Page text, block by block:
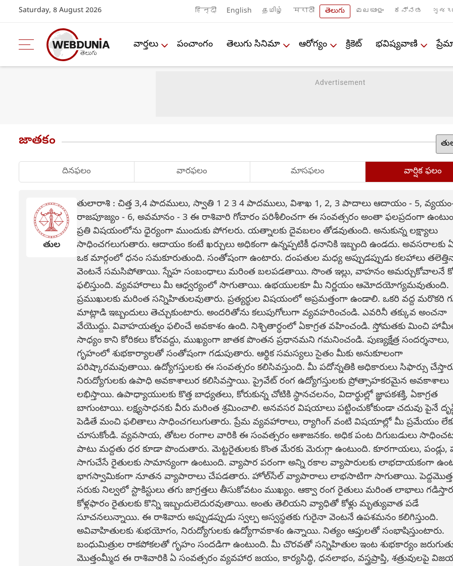
Saturday, 8 August 2026 हिन्दी English தமிழ் मराठी తెలుగు മലയാളം ಕನ್ನಡ
వార్తలు పంచాంగం తెలుగు సినిమా ఆరోగ్యం క్రికెట్ భవిష్యవాణి
జాతకం
దినఫలం వారఫలం మాసఫలం వార్షిక ఫలం
తుల
తులారాశి : చిత్త 3,4 పాదములు, స్వాతి 1 2 3 4 పాదములు, విశాఖ 1, 2, 3 పాదాలు ఆదాయం - 5,
రాజపూజ్యం - 6, అవమానం - 3 ఈ రాశివారి గోచారం పరిశీలించగా ఈ సంవత్సరం అంతా ఫలప్రదంగా
ప్రతి విషయంలోను ధైర్యంగా ముందుకు పోగలరు. యత్నాలకు దైవబలం తోడవుతుంది. అనుకున్న లక్ష్యాలు
సాధించగలుగుతారు. ఆదాయం కంటే ఖర్చులు అధికంగా ఉన్నప్పటికీ ధనానికి ఇబ్బంది ఉండదు. అవసరాలకు
ఒక మార్గంలో ధనం సమకూరుతుంది. సంతోషంగా ఉంటారు. దంపతుల మధ్య అప్పుడప్పుడు కలహాలు
వెంటనే సమసిపోతాయి. స్నేహ సంబంధాలు మరింత బలపడతాయి. సొంత ఇల్లు, వాహనం అమర్చుకోవాలనే
ఫలిస్తుంది. వ్యవహారాలు మీ ఆధ్వర్యంలో సాగుతాయి. ఉభయులకూ మీ నిర్ణయం ఆమోదయోగ్యమవుతుంది.
ప్రముఖులకు మరింత సన్నిహితులవుతారు. ప్రత్యర్థుల విషయంలో అప్రమత్తంగా ఉండాలి. ఒకరి వద్ద మరొకరి
మాట్లాడి ఇబ్బందులు తెచ్చుకుంటారు. అందరితోను కలుపుగోలుగా వ్యవహరించండి. ఎవరినీ తక్కువ అంచనా
వేయొద్దు. వివాహయత్నం ఫలించే అవకాశం ఉంది. నిశ్చితార్ధంలో ఏకాగ్రత వహించండి. స్తోమతకు మించి
సాధ్యం కాని కోరికలు కోరవద్దు, ముఖ్యంగా జాతక పొంతన ప్రధానమని గమనించండి. పుణ్యక్షేత్ర సందర్శనాలు,
గృహంలో శుభకార్యాలతో సంతోషంగా గడుపుతారు. ఆర్థిక సమస్యలు సైతం మీకు అనుకూలంగా
పరిష్కారమవుతాయి. ఉద్యోగస్తులకు ఈ సంవత్సరం కలిసివస్తుంది. మీ పదోన్నతికి అధికారులు సిఫార్సు
నిరుద్యోగులకు ఉపాధి అవకాశాలుర కలిసివస్తాయి. ప్రైవేట్ రంగ ఉద్యోగస్తులకు ప్రోత్సాహకరమైన అవకాశాలు
లభిస్తాయి. ఉపాధ్యాయులకు కొత్త బాధ్యతలు, కోరుకున్న చోటికి స్థానచలనం, విదార్థుల్లో జ్ఞాపకశక్తి, ఏకాగ్రత
బాగుంటాయి. లక్ష్యసాధనకు వీరు మరింత శ్రమించాలి. అనవసర విషయాలు పట్టించుకోకుండా చదువు పైనే
పెడితే మంచి ఫలితాలు సాధించగలుగుతారు. ప్రేమ వ్యవహారాలు, ర్యాగింగ్ వంటి విషయాల్లో మీ ప్రమేయం
చూసుకోండి. వ్యవసాయ, తోటల రంగాల వారికి ఈ సంవత్సరం ఆశాజనకం. అధిక పంట దిగుబడులు
పాటు మద్దతు ధర కూడా పొందుతారు. మెట్టరైతులకు కొంత మేరకు మెరుగ్గా ఉంటుంది. కూరగాయలు, పండ్లు,
సాగుచేసే రైతులకు సామాన్యంగా ఉంటుంది. వ్యాపార పరంగా అన్ని రకాల వ్యాపారులకు లాభదాయకంగా
భాగస్వామికంగా నూతన వ్యాపారాలు చేపడతారు. హోల్‌సేల్ వ్యాపారాలు లాభసాటిగా సాగుతాయి.
సరుకు నిల్వలో స్టాకిస్టులు తగు జాగ్రత్తలు తీసుకోవటం ముఖ్యం. ఆక్వా రంగ రైతులు మరింత లాభాలు
కోళ్లఫారం రైతులకు కొన్ని ఇబ్బందులెదురవుతాయి. అంతు తెలియని వ్యాధితో కోళ్లు మృత్యువాత పడే
సూచనలున్నాయి. ఈ రాశివారు అప్పుడప్పుడు స్వల్ప అస్వస్థతకు గురైనా వెంటనే ఉపశమనం కలిగిస్తుంది.
అవివాహితులకు శుభయోగం, నిరుద్యోగులకు ఉద్యోగావకాశం ఉన్నాయి. నిత్యం ఆప్తులతో సంభాషిస్తుంటారు.
బంధుమిత్రుల రాకపోకలతో గృహం సందడిగా ఉంటుంది. మీ చొరవతో సన్నిహితుల ఇంట శుభకార్యం
మొత్తంమ్మీద ఈ రాశివారికి ఏ సంవత్సరం వ్యవహార జయం, కార్యసిద్ధి, ధనలాభం, వస్త్రప్రాప్తి, శత్రువులపై